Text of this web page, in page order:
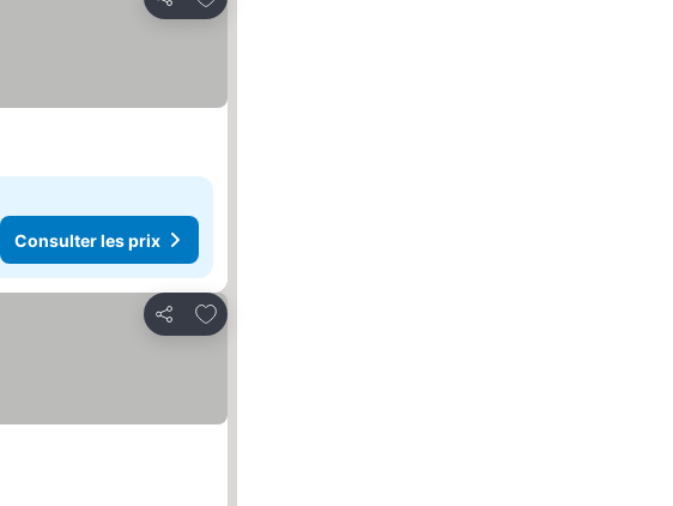
Partager
Consulter les prix
Partager
Ajouter à mes favoris